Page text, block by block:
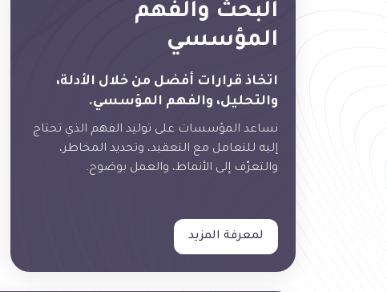
البحث والفهم
المؤسسي
اتخاذ قرارات أفضل من خلال الأدلة،
والتحليل، والفهم المؤسسي.
نساعد المؤسسات على توليد الفهم الذي تحتاج
إليه للتعامل مع التعقيد، وتحديد المخاطر،
والتعرّف إلى الأنماط، والعمل بوضوح.
لمعرفة المزيد